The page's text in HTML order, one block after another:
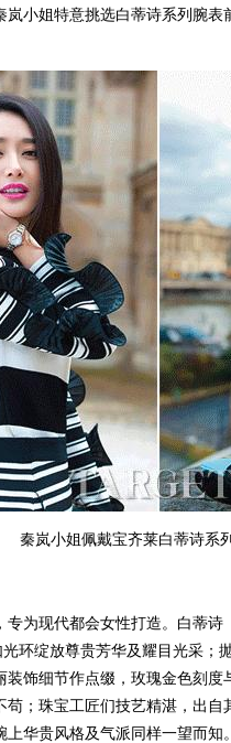
岚小姐特意挑选白蒂诗系列腕
秦岚小姐佩戴宝齐莱白蒂诗系
现代都会女性打造。白蒂诗
环绽放尊贵芳华及耀目光采；
装饰细节作点缀，玫瑰金色刻
苟；珠宝工匠们技艺精湛，出
上华贵风格及气派同样一望而知